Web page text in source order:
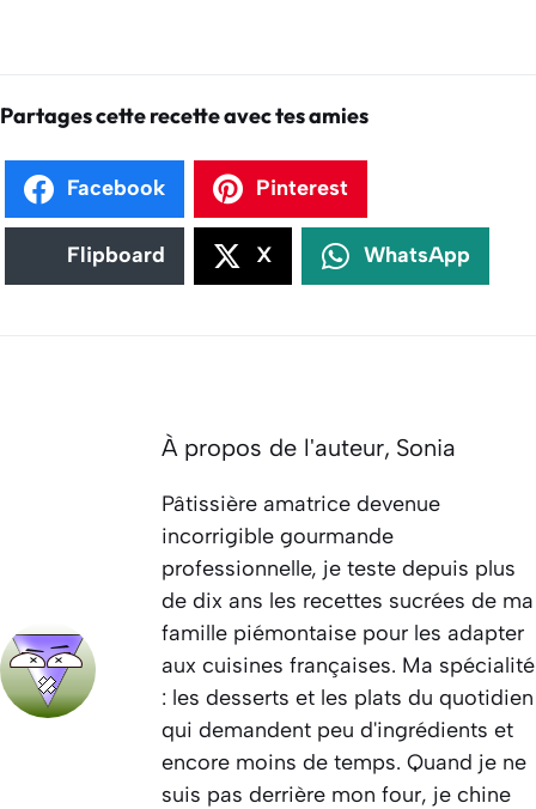
Partages cette recette avec tes amies
Facebook Pinterest
Flipboard X WhatsApp
À propos de l'auteur, Sonia
Pâtissière amatrice devenue
incorrigible gourmande
professionnelle, je teste depuis plus
de dix ans les recettes sucrées de ma
famille piémontaise pour les adapter
aux cuisines françaises. Ma spécialité
: les desserts et les plats du quotidien
qui demandent peu d'ingrédients et
encore moins de temps. Quand je ne
suis pas derrière mon four, je chine